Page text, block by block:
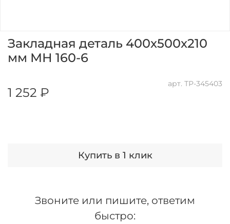
арт. ТР-345403
Закладная деталь 400х500х210
мм МН 160-6
1 252 ₽
Купить в 1 клик
Звоните или пишите, ответим
быстро: